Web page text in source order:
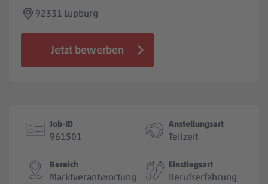
92331 Lupburg
Jetzt bewerben
Job-ID
961501
Anstellungsart
Teilzeit
Bereich
Marktverantwortung
Einstiegsart
Berufserfahrung